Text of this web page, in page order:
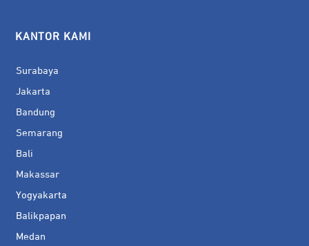
KANTOR KAMI
Surabaya
Jakarta
Bandung
Semarang
Bali
Makassar
Yogyakarta
Balikpapan
Medan